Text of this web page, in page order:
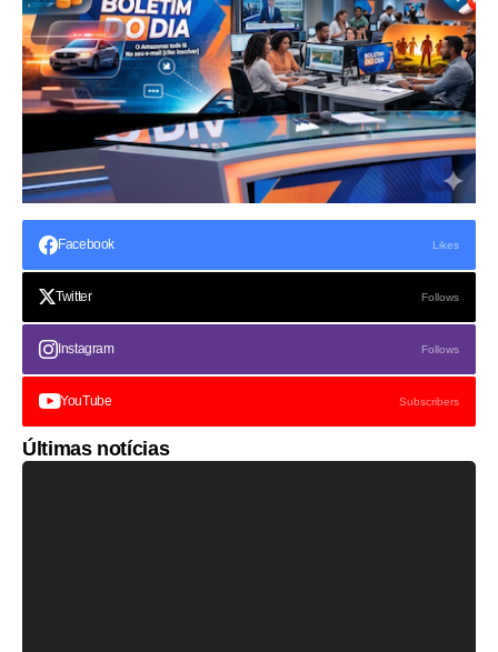
Facebook Likes
Twitter Follows
Instagram Follows
YouTube Subscribers
Últimas notícias